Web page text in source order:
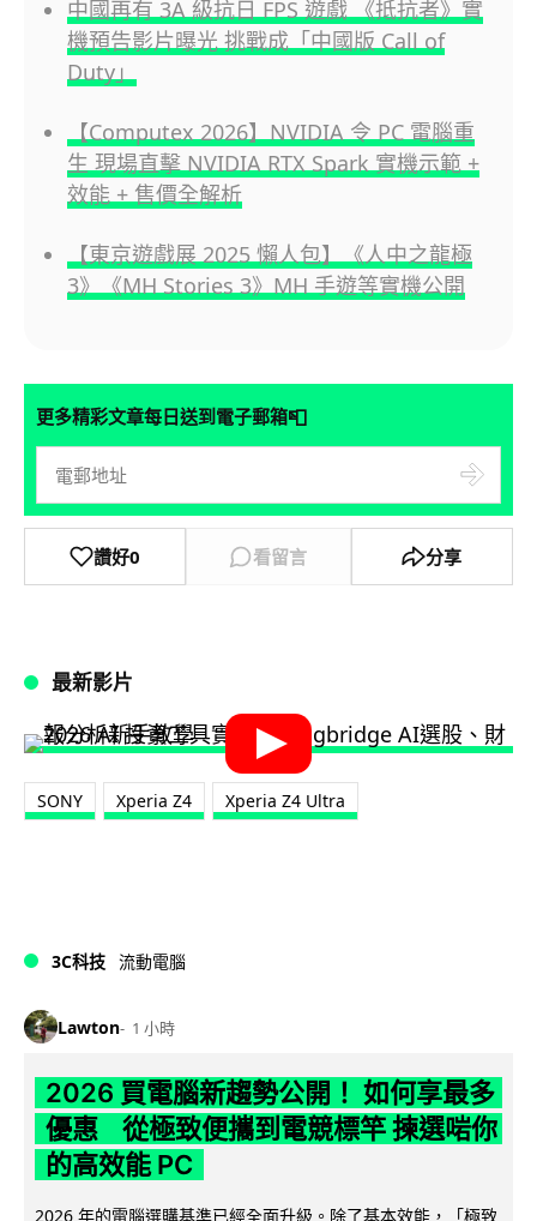
中國再有 3A 級抗日 FPS 遊戲 《抵抗者》實
機預告影片曝光 挑戰成「中國版 Call of
Duty」
【Computex 2026】NVIDIA 令 PC 電腦重
生 現場直擊 NVIDIA RTX Spark 實機示範 +
效能 + 售價全解析
【東京遊戲展 2025 懶人包】《人中之龍極
3》《MH Stories 3》MH 手遊等實機公開
更多精彩文章每日送到電子郵箱📮
讚好0 看留言 分享
最新影片
SONY Xperia Z4 Xperia Z4 Ultra
3C科技 流動電腦
Lawton 1 小時
2026 買電腦新趨勢公開！ 如何享最多
優惠 從極致便攜到電競標竿 揀選啱你
的高效能 PC
2026 年的電腦選購基準已經全面升級。除了基本效能，「極致